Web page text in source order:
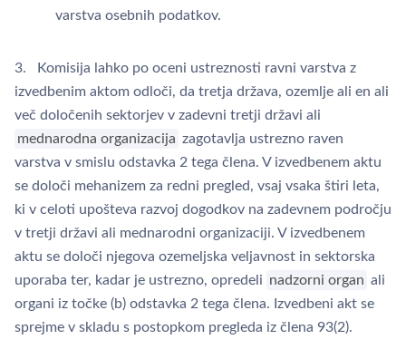
varstva osebnih podatkov.
3. Komisija lahko po oceni ustreznosti ravni varstva z
izvedbenim aktom odloči, da tretja država, ozemlje ali en ali
več določenih sektorjev v zadevni tretji državi ali
mednarodna organizacija zagotavlja ustrezno raven
varstva v smislu odstavka 2 tega člena. V izvedbenem aktu
se določi mehanizem za redni pregled, vsaj vsaka štiri leta,
ki v celoti upošteva razvoj dogodkov na zadevnem področju
v tretji državi ali mednarodni organizaciji. V izvedbenem
aktu se določi njegova ozemeljska veljavnost in sektorska
uporaba ter, kadar je ustrezno, opredeli nadzorni organ ali
organi iz točke (b) odstavka 2 tega člena. Izvedbeni akt se
sprejme v skladu s postopkom pregleda iz člena 93(2).